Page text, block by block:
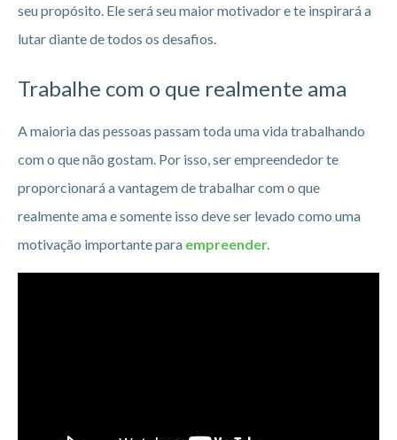
seu propósito. Ele será seu maior motivador e te inspirará a
lutar diante de todos os desafios.
Trabalhe com o que realmente ama
A maioria das pessoas passam toda uma vida trabalhando
com o que não gostam. Por isso, ser empreendedor te
proporcionará a vantagem de trabalhar com o que
realmente ama e somente isso deve ser levado como uma
motivação importante para empreender.